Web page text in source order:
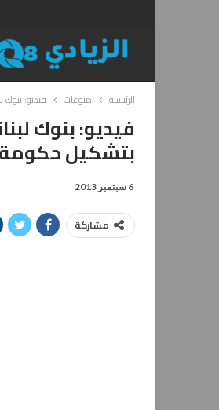
الرئيسية منوعات فيديو:
فيديو: بنوك
بتشكيل
6 سبتمبر 2013
مشاركة